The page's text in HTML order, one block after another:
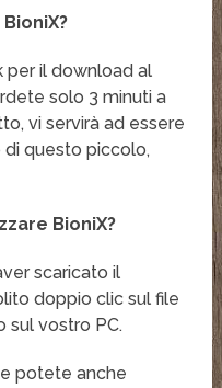
per il download al
solo 3 minuti a
vi servirà ad essere
di questo piccolo,
BioniX?
scaricato il
doppio clic sul file
sul vostro PC.
potete anche